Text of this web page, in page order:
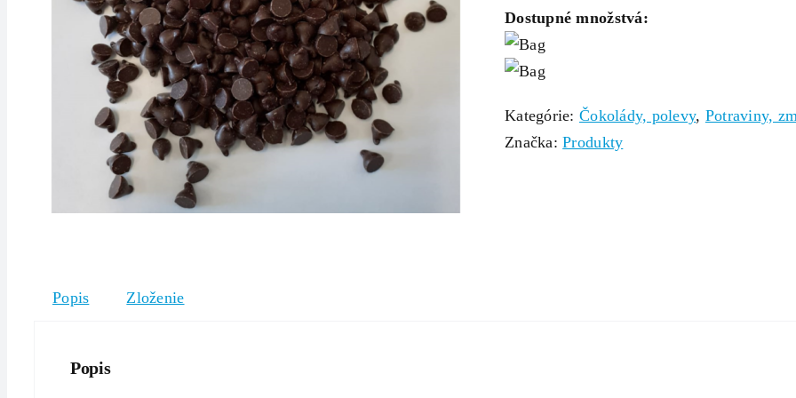
Dostupné množstvá:
Kategórie: Čokolády, polevy, Potraviny,
Značka:Produkty
Popis Zloženie
Popis